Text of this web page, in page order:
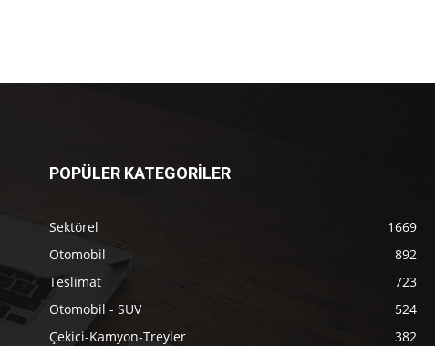
POPÜLER KATEGORİLER
Sektörel
1669
Otomobil
892
Teslimat
723
Otomobil - SUV
524
Çekici-Kamyon-Treyler
382